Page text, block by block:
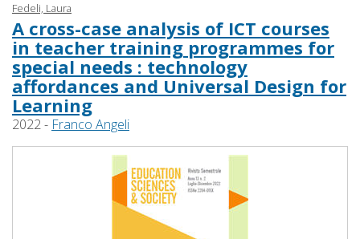
Fedeli, Laura
A cross-case analysis of ICT courses
in teacher training programmes for
special needs : technology
affordances and Universal Design for
Learning
2022 - Franco Angeli